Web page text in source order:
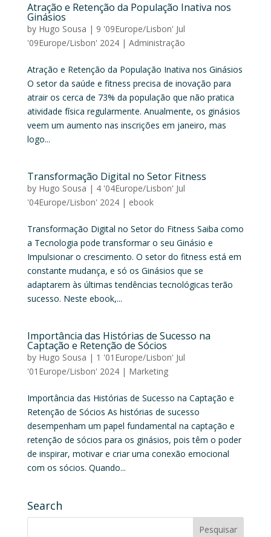
Atração e Retenção da População Inativa nos
Ginásios
by Hugo Sousa | 9 '09Europe/Lisbon' Jul
'09Europe/Lisbon' 2024| Administração
Atração e Retenção da População Inativa nos Ginásios
O setor da saúde e fitness precisa de inovação para
atrair os cerca de 73% da população que não pratica
atividade física regularmente. Anualmente, os ginásios
veem um aumento nas inscrições em janeiro, mas
logo...
Transformação Digital no Setor Fitness
by Hugo Sousa | 4 '04Europe/Lisbon' Jul
'04Europe/Lisbon' 2024| ebook
Transformação Digital no Setor do Fitness Saiba como
a Tecnologia pode transformar o seu Ginásio e
Impulsionar o crescimento. O setor do fitness está em
constante mudança, e só os Ginásios que se
adaptarem às últimas tendências tecnológicas terão
sucesso. Neste ebook,...
Importância das Histórias de Sucesso na
Captação e Retenção de Sócios
by Hugo Sousa | 1 '01Europe/Lisbon' Jul
'01Europe/Lisbon' 2024| Marketing
Importância das Histórias de Sucesso na Captação e
Retenção de Sócios As histórias de sucesso
desempenham um papel fundamental na captação e
retenção de sócios para os ginásios, pois têm o poder
de inspirar, motivar e criar uma conexão emocional
com os sócios. Quando...
Search